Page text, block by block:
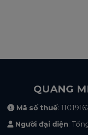
QUANG
Mã số thuế:
Người đại diện: